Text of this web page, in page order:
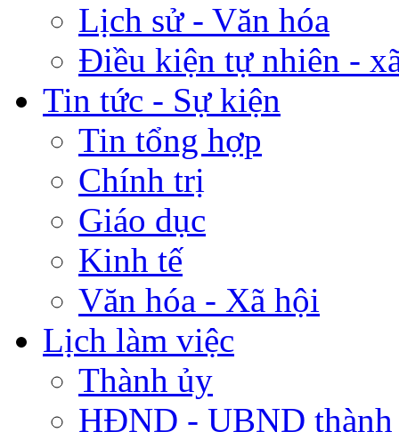
Lịch sử - Văn hóa
Điều kiện tự nhiên -
Tin tức - Sự kiện
Tin tổng hợp
Chính trị
Giáo dục
Kinh tế
Văn hóa - Xã hội
Lịch làm việc
Thành ủy
HĐND - UBND thành